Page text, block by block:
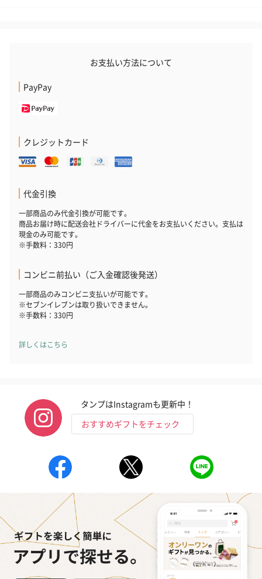
お支払い方法について
PayPay
クレジットカード
代金引換
一部商品のみ代金引換が可能です。
商品お届け時に配送会社ドライバーに代金をお支払いください。支払は
現金のみ可能です。
※手数料：330円
コンビニ前払い（ご入金確認後発送）
一部商品のみコンビニ支払いが可能です。
※セブンイレブンは取り扱いできません。
※手数料：330円
詳しくはこちら
タンプはInstagramも更新中！
おすすめギフトをチェック